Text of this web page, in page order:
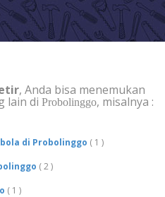
, Anda bisa menemukan
lain di Probolinggo, misalnya :
di Probolinggo ( 1 )
( 2 )
( 1 )